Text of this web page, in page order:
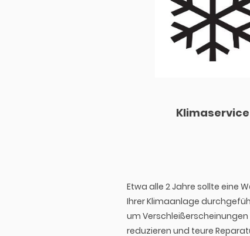
Klimaservice
Etwa alle 2 Jahre sollte eine
Ihrer Klimaanlage
um Verschleißerscheinungen
reduzieren und teure